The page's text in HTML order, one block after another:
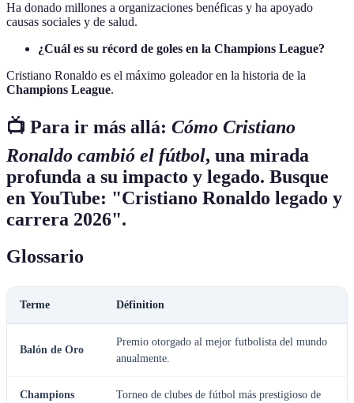
Ha donado millones a organizaciones benéficas y ha apoyado
causas sociales y de salud.
¿Cuál es su récord de goles en la Champions League?
Cristiano Ronaldo es el máximo goleador en la historia de la
Champions League.
📺 Para ir más allá: Cómo Cristiano
Ronaldo cambió el fútbol, una mirada
profunda a su impacto y legado. Busque
en YouTube: "Cristiano Ronaldo legado y
carrera 2026".
Glossario
Terme Définition
Balón de Oro
Premio otorgado al mejor futbolista del mundo
anualmente.
Champions
Torneo de clubes de fútbol más prestigioso de